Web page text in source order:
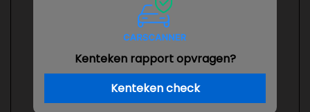
Kenteken rapport opvragen?
Kenteken check